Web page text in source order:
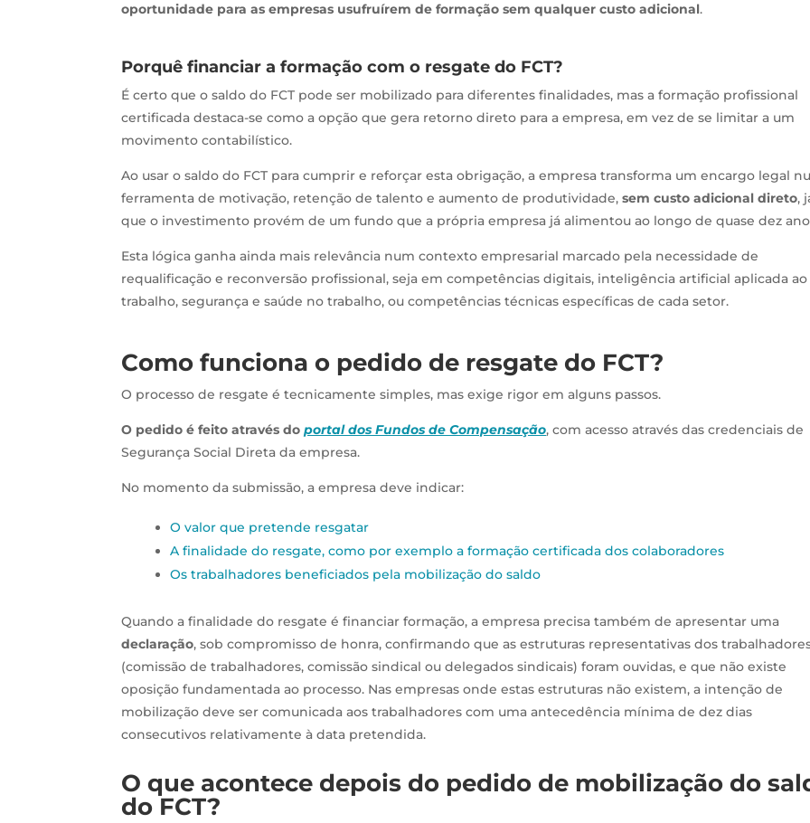
oportunidade para as empresas usufruírem de formação sem qualquer custo adicional.
Porquê financiar a formação com o resgate do FCT?
É certo que o saldo do FCT pode ser mobilizado para diferentes finalidades, mas a formação profissional
certificada destaca-se como a opção que gera retorno direto para a empresa, em vez de se limitar a um
movimento contabilístico.
Ao usar o saldo do FCT para cumprir e reforçar esta obrigação, a empresa transforma um encargo legal
ferramenta de motivação, retenção de talento e aumento de produtividade,sem custo adicional direto,
que o investimento provém de um fundo que a própria empresa já alimentou ao longo de quase dez
Esta lógica ganha ainda mais relevância num contexto empresarial marcado pela necessidade de
requalificação e reconversão profissional, seja em competências digitais, inteligência artificial aplicada ao
trabalho, segurança e saúde no trabalho, ou competências técnicas específicas de cada setor.
Como funciona o pedido de resgate do FCT?
O processo de resgate é tecnicamente simples, mas exige rigor em alguns passos.
O pedido é feito através doportal dos Fundos de Compensação, com acesso através das credenciais de
Segurança Social Direta da empresa.
No momento da submissão, a empresa deve indicar:
O valor que pretende resgatar
A finalidade do resgate, como por exemplo a formação certificada dos colaboradores
Os trabalhadores beneficiados pela mobilização do saldo
Quando a finalidade do resgate é financiar formação, a empresa precisa também de apresentar uma
declaração, sob compromisso de honra, confirmando que as estruturas representativas dos
(comissão de trabalhadores, comissão sindical ou delegados sindicais) foram ouvidas, e que não existe
oposição fundamentada ao processo. Nas empresas onde estas estruturas não existem, a intenção de
mobilização deve ser comunicada aos trabalhadores com uma antecedência mínima de dez dias
consecutivos relativamente à data pretendida.
O que acontece depois do pedido de mobilização do
do FCT?